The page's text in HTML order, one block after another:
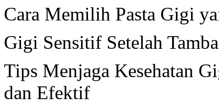
Cara Memilih Pasta Gigi
Gigi Sensitif Setelah
Tips Menjaga Kesehatan
dan Efektif